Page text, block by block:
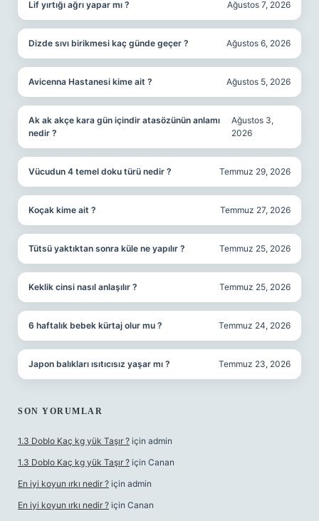
Lif yırtığı ağrı yapar mı ? Ağustos 7, 2026
Dizde sıvı birikmesi kaç günde geçer ? Ağustos 6, 2026
Avicenna Hastanesi kime ait ? Ağustos 5, 2026
Ak ak akçe kara gün içindir atasözünün anlamı
nedir ?
Ağustos 3,
2026
Vücudun 4 temel doku türü nedir ? Temmuz 29, 2026
Koçak kime ait ? Temmuz 27, 2026
Tütsü yaktıktan sonra küle ne yapılır ? Temmuz 25, 2026
Keklik cinsi nasıl anlaşılır ? Temmuz 25, 2026
6 haftalık bebek kürtaj olur mu ? Temmuz 24, 2026
Japon balıkları ısıtıcısız yaşar mı ? Temmuz 23, 2026
SON YORUMLAR
1.3 Doblo Kaç kg yük Taşır ? için admin
1.3 Doblo Kaç kg yük Taşır ? için Canan
En iyi koyun ırkı nedir ? için admin
En iyi koyun ırkı nedir ? için Canan